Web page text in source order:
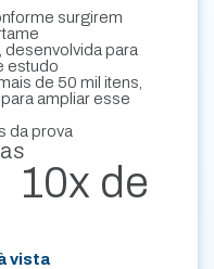
surgirem
desenvolvida para
estudo
de 50 mil itens,
ampliar esse
da prova
10x de
vista